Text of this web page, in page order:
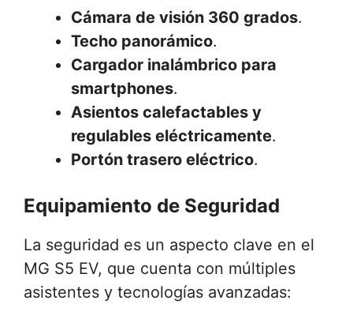
Cámara de visión 360 grados.
Techo panorámico.
Cargador inalámbrico para
smartphones.
Asientos calefactables y
regulables eléctricamente.
Portón trasero eléctrico.
Equipamiento de Seguridad
La seguridad es un aspecto clave en el
MG S5 EV, que cuenta con múltiples
asistentes y tecnologías avanzadas: